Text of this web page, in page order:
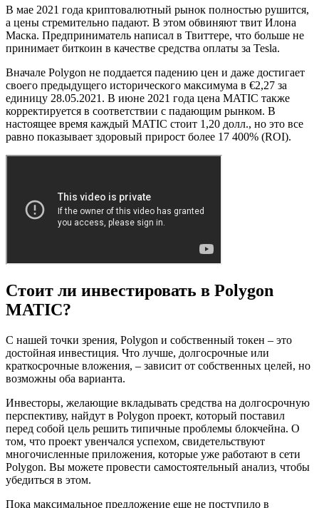
В мае 2021 года криптовалютный рынок полностью рушится,
а цены стремительно падают. В этом обвиняют твит Илона
Маска. Предприниматель написал в Твиттере, что больше не
принимает биткоин в качестве средства оплаты за Tesla.
Вначале Polygon не поддается падению цен и даже достигает
своего предыдущего исторического максимума в €2,27 за
единицу 28.05.2021. В июне 2021 года цена MATIC также
корректируется в соответствии с падающим рынком. В
настоящее время каждый MATIC стоит 1,20 долл., но это все
равно показывает здоровый прирост более 17 400% (ROI).
Стоит ли инвестировать в Polygon
MATIC?
С нашей точки зрения, Polygon и собственный токен – это
достойная инвестиция. Что лучше, долгосрочные или
краткосрочные вложения, – зависит от собственных целей, но
возможны оба варианта.
Инвесторы, желающие вкладывать средства на долгосрочную
перспективу, найдут в Polygon проект, который поставил
перед собой цель решить типичные проблемы блокчейна. О
том, что проект увенчался успехом, свидетельствуют
многочисленные приложения, которые уже работают в сети
Polygon. Вы можете провести самостоятельный анализ, чтобы
убедиться в этом.
Пока максимальное предложение еще не поступило в